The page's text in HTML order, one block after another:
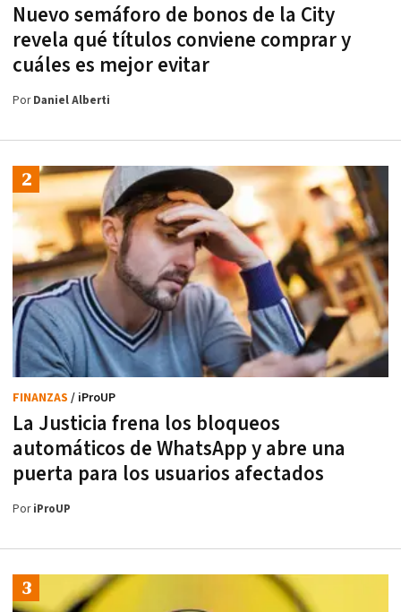
Nuevo semáforo de bonos de la City
revela qué títulos conviene comprar y
cuáles es mejor evitar
PorDaniel Alberti
La Justicia frena los bloqueos
automáticos de WhatsApp y abre una
puerta para los usuarios afectados
FINANZAS / iProUP
PoriProUP